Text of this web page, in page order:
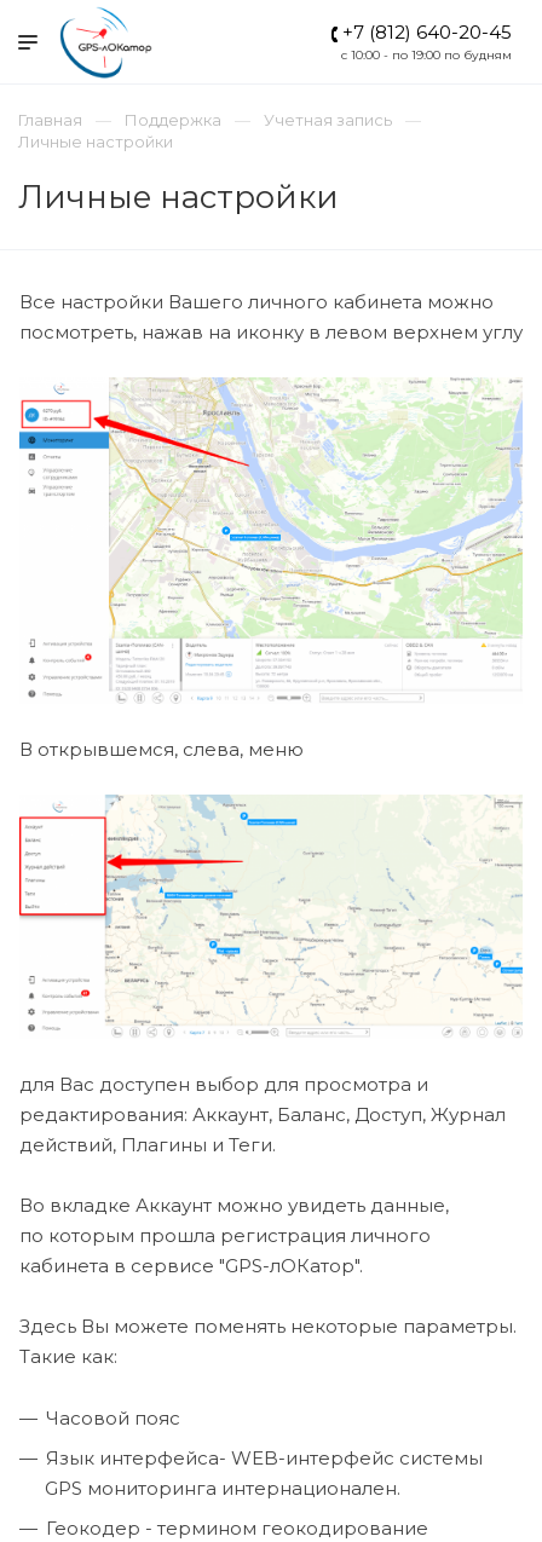
+7 (812) 640-20-45
c 10:00 - по 19:00 по будням
Главная Поддержка
Учетная запись
Личные настройки
Личные настройки
Все настройки Вашего личного кабинета можно
посмотреть, нажав на иконку в левом верхнем углу
В открывшемся, слева, меню
для Вас доступен выбор для просмотра и
редактирования: Аккаунт, Баланс, Доступ, Журнал
действий, Плагины и Теги.
Во вкладке Аккаунт можно увидеть данные,
по которым прошла регистрация личного
кабинета в сервисе "GPS-лОКатор".
Здесь Вы можете поменять некоторые параметры.
Такие как:
Часовой пояс
Язык интерфейса- WEB-интерфейс системы
GPS мониторинга интернационален.
Геокодер - термином геокодирование